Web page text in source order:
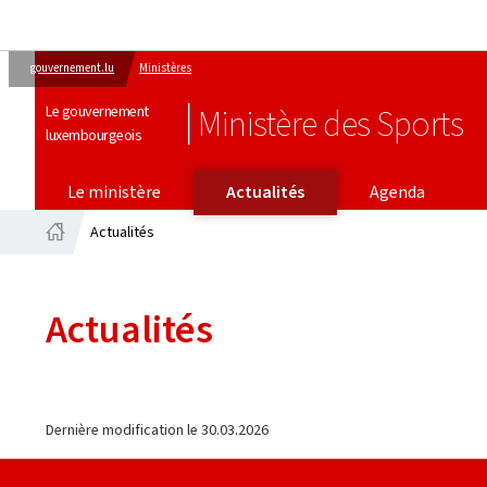
gouvernement.lu Ministères
Le gouvernement
luxembourgeois
Ministère des Sports
Le ministère Actualités
Agenda
Actualités
Actualités
Dernière modification le 30.03.2026